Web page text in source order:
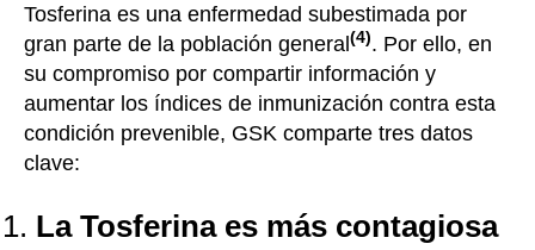
Tosferina es una enfermedad subestimada por
gran parte de la población general(4). Por ello, en
su compromiso por compartir información y
aumentar los índices de inmunización contra esta
condición prevenible, GSK comparte tres datos
clave:
La Tosferina es más contagiosa